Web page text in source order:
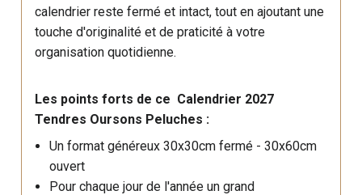
calendrier reste fermé et intact, tout en ajoutant une
touche d'originalité et de praticité à votre
organisation quotidienne.
Les points forts de ce Calendrier 2027
Tendres Oursons Peluches :
Un format généreux 30x30cm fermé - 30x60cm
ouvert
Pour chaque jour de l'année un grand